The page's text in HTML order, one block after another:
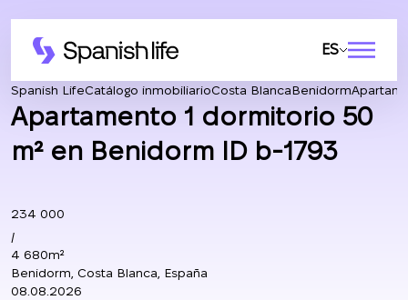
ES
Spanish LifeCatálogo inmobiliarioCosta BlancaBenidorm
Apartamento 1 dormitorio 50
m² en Benidorm ID b-1793
234 000
/
4 680m²
Benidorm, Costa Blanca, España
08.08.2026